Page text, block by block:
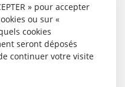
pour l’établissement
d’eau ou
» pour accepter
ou sur «
cookies
seront déposés
continuer votre visite